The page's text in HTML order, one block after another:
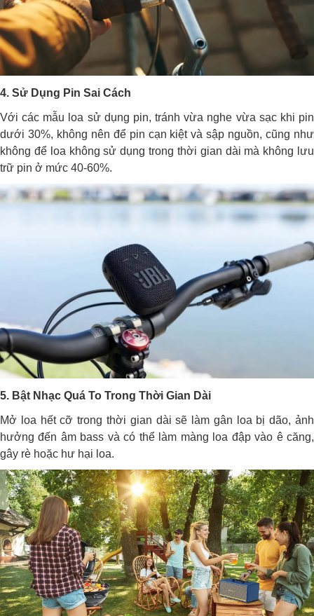
4. Sử Dụng Pin Sai Cách
Với các mẫu loa sử dụng pin, tránh vừa nghe vừa sạc khi pin
dưới 30%, không nên để pin cạn kiệt và sập nguồn, cũng như
không để loa không sử dụng trong thời gian dài mà không lưu
trữ pin ở mức 40-60%.
5. Bật Nhạc Quá To Trong Thời Gian Dài
Mở loa hết cỡ trong thời gian dài sẽ làm gân loa bị dão, ảnh
hưởng đến âm bass và có thể làm màng loa đập vào ê căng,
gây rè hoặc hư hại loa.